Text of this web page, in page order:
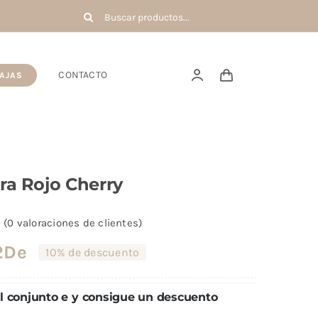
Buscar:
CONTACTO
Rojo Cherry
(0 valoraciones de clientes)
De 10% de descuento
conjunto e y consigue un descuento